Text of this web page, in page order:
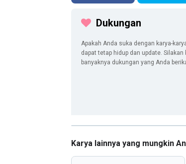
Dukungan
Apakah Anda suka dengan karya-
dapat tetap hidup dan update.
banyaknya dukungan yang Anda
Karya lainnya yang mungkin